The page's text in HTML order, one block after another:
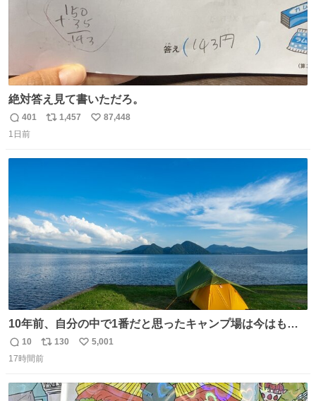
絶対答え見て書いただろ。
返
信
401
リ
1,457
い
87,448
1日前
10年前、自分の中で1番だと思ったキャンプ場は今はもう
ない
返
信
10
リ
ポ
ト
130
い
数
5,001
17時間前